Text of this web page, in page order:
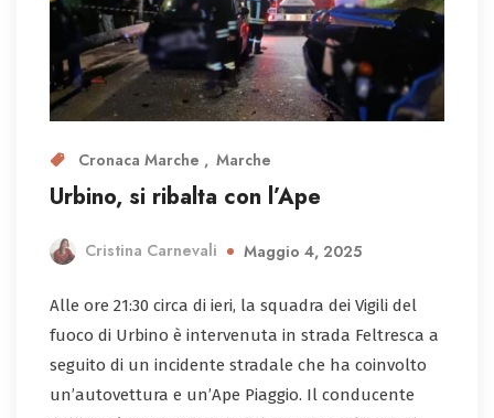
Cronaca Marche Marche
Urbino, si ribalta con l’Ape
Cristina Carnevali Maggio 4, 2025
Alle ore 21:30 circa di ieri, la squadra dei Vigili del
fuoco di Urbino è intervenuta in strada Feltresca a
seguito di un incidente stradale che ha coinvolto
un’autovettura e un’Ape Piaggio. Il conducente